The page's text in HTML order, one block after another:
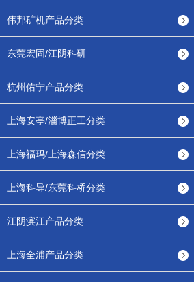
伟邦矿机产品分类
东莞宏固/江阴科研
杭州佑宁产品分类
上海安亭/淄博正工分类
上海福玛/上海森信分类
上海科导/东莞科桥分类
江阴滨江产品分类
上海全浦产品分类